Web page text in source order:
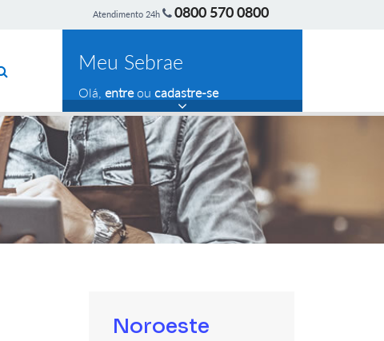
Atendimento 24h 0800 570 0800
Meu Sebrae
Olá, entreou cadastre-se
Noroeste